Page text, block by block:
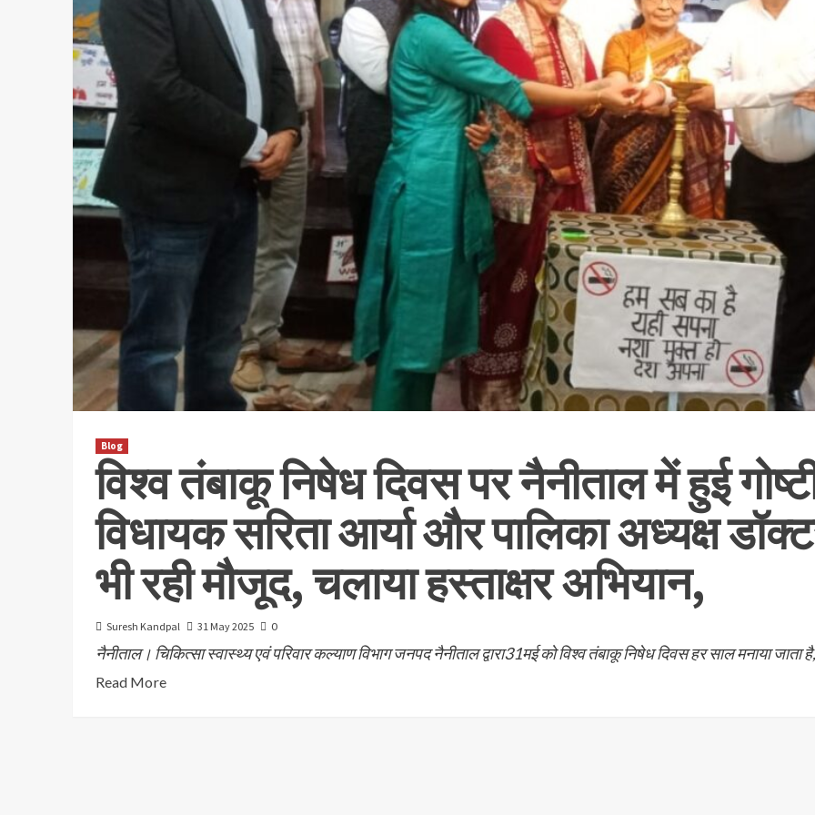
Blog
विश्व तंबाकू निषेध दिवस पर नैनीताल में हुई
विधायक सरिता आर्या और पालिका अध्यक्ष
भी रही मौजूद, चलाया हस्ताक्षर अभियान,
Suresh Kandpal 31 May 2025 0
नैनीताल। चिकित्सा स्वास्थ्य एवं परिवार कल्याण विभाग जनपद नैनीताल द्वारा31मई को विश्व तंबाकू निषेध दिवस हर साल मनाया जाता
Read More